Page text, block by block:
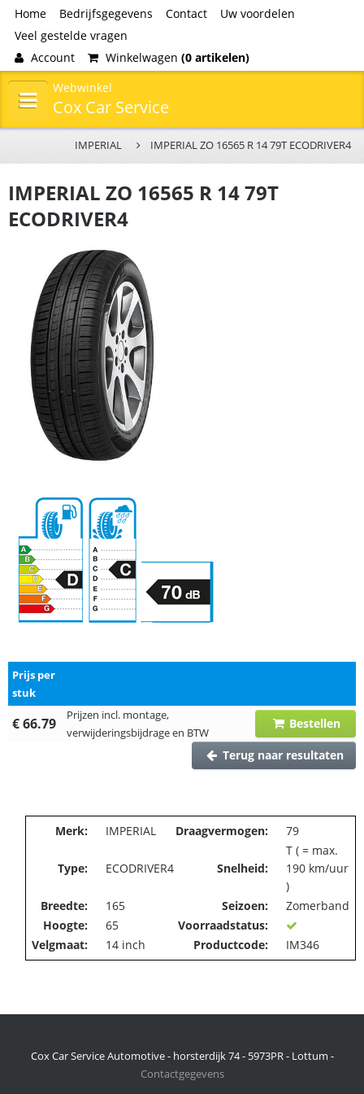
Home Bedrijfsgegevens Contact
Uw voordelen
Veel gestelde vragen
Account
Winkelwagen (0 artikelen)
Webwinkel
Cox Car Service
IMPERIAL IMPERIAL ZO 16565 R 14 79T ECODRIVER4
IMPERIAL ZO 16565 R 14 79T
ECODRIVER4
Prijs per
stuk
€ 66.79
Prijzen incl. montage,
verwijderingsbijdrage en BTW
Bestellen
Terug naar resultaten
Merk: IMPERIAL Draagvermogen: 79
Type: ECODRIVER4 Snelheid:
T ( = max.
190 km/uur
)
Breedte:
165 Seizoen:
Zomerband
Hoogte:
65
Voorraadstatus:
Velgmaat:
14 inch Productcode: IM346
Cox Car Service Automotive - horsterdijk 74 - 5973PR - Lottum -
Contactgegevens